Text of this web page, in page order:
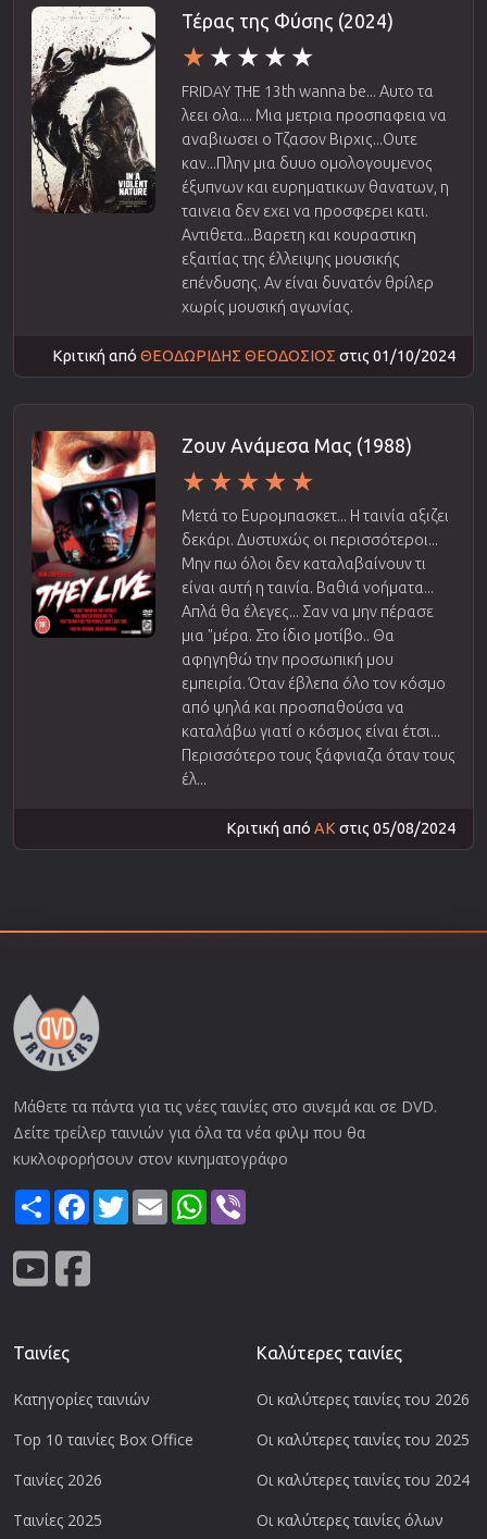
Τέρας της Φύσης (2024)
FRIDAY THE 13th wanna be... Αυτο τα
λεει ολα.... Μια μετρια προσπαφεια να
αναβιωσει ο Τζασον Βιρχις...Ουτε
καν...Πλην μια δυυο ομολογουμενος
έξυπνων και ευρηματικων θανατων, η
ταινεια δεν εχει να προσφερει κατι.
Αντιθετα...Βαρετη και κουραστικη
εξαιτίας της έλλειψης μουσικής
επένδυσης. Αν είναι δυνατόν θρίλερ
χωρίς μουσική αγωνίας.
Κριτική από ΘΕΟΔΩΡΙΔΗΣ ΘΕΟΔΟΣΙΟΣ στις 01/10/2024
Ζουν Ανάμεσα Μας (1988)
Μετά το Ευρομπασκετ... Η ταινία αξιζει
δεκάρι. Δυστυχώς οι περισσότεροι...
Μην πω όλοι δεν καταλαβαίνουν τι
είναι αυτή η ταινία. Βαθιά νοήματα...
Απλά θα έλεγες... Σαν να μην πέρασε
μια "μέρα. Στο ίδιο μοτίβο.. Θα
αφηγηθώ την προσωπική μου
εμπειρία. Όταν έβλεπα όλο τον κόσμο
από ψηλά και προσπαθούσα να
καταλάβω γιατί ο κόσμος είναι έτσι...
Περισσότερο τους ξάφνιαζα όταν τους
έλ...
Κριτική από AK στις 05/08/2024
Μάθετε τα πάντα για τις νέες ταινίες στο σινεμά και σε DVD.
Δείτε τρείλερ ταινιών για όλα τα νέα φιλμ που θα
κυκλοφορήσουν στον κινηματογράφο
ShareFacebook
TwitterEmail WhatsApp
Ταινίες
Κατηγορίες ταινιών
Top 10 ταινίες Box Office
Ταινίες 2026
Ταινίες 2025
Καλύτερες ταινίες
Οι καλύτερες ταινίες του 2026
Οι καλύτερες ταινίες του 2025
Οι καλύτερες ταινίες του 2024
Οι καλύτερες ταινίες όλων